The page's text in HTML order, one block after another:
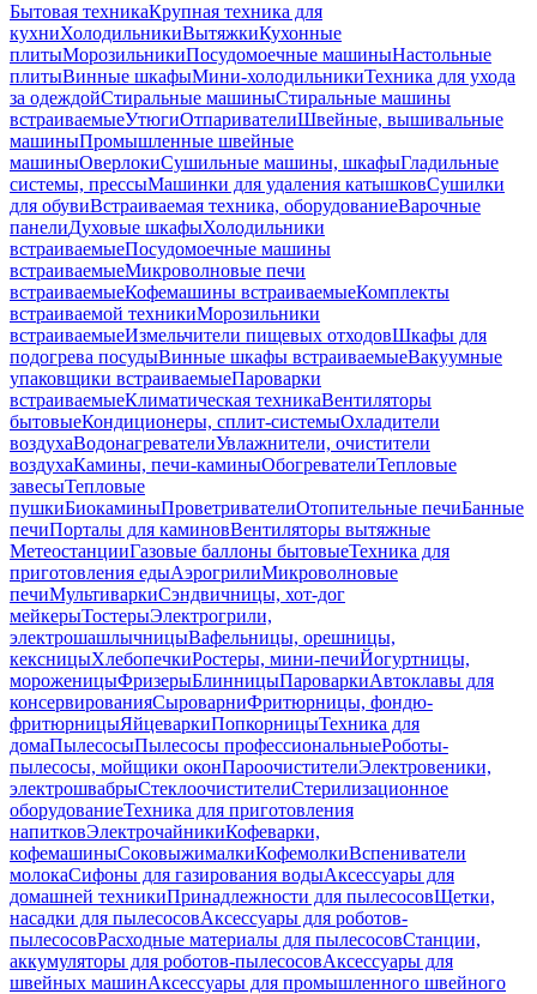
Бытовая техникаКрупная техника для
кухниХолодильникиВытяжкиКухонные
плитыМорозильникиПосудомоечные машиныНастольные
плитыВинные шкафыМини-холодильникиТехника для ухода
за одеждойСтиральные машиныСтиральные машины
встраиваемыеУтюгиОтпаривателиШвейные, вышивальные
машиныПромышленные швейные
машиныОверлокиСушильные машины, шкафыГладильные
системы, прессыМашинки для удаления катышковСушилки
для обувиВстраиваемая техника, оборудованиеВарочные
панелиДуховые шкафыХолодильники
встраиваемыеПосудомоечные машины
встраиваемыеМикроволновые печи
встраиваемыеКофемашины встраиваемыеКомплекты
встраиваемой техникиМорозильники
встраиваемыеИзмельчители пищевых отходовШкафы для
подогрева посудыВинные шкафы встраиваемыеВакуумные
упаковщики встраиваемыеПароварки
встраиваемыеКлиматическая техникаВентиляторы
бытовыеКондиционеры, сплит-системыОхладители
воздухаВодонагревателиУвлажнители, очистители
воздухаКамины, печи-каминыОбогревателиТепловые
завесыТепловые
пушкиБиокаминыПроветривателиОтопительные печиБанные
печиПорталы для каминовВентиляторы вытяжные
МетеостанцииГазовые баллоны бытовыеТехника для
приготовления едыАэрогрилиМикроволновые
печиМультиваркиСэндвичницы, хот-дог
мейкерыТостерыЭлектрогрили,
электрошашлычницыВафельницы, орешницы,
кексницыХлебопечкиРостеры, мини-печиЙогуртницы,
мороженицыФризерыБлинницыПароваркиАвтоклавы для
консервированияСыроварниФритюрницы, фондю-
фритюрницыЯйцеваркиПопкорницыТехника для
домаПылесосыПылесосы профессиональныеРоботы-
пылесосы, мойщики оконПароочистителиЭлектровеники,
электрошвабрыСтеклоочистителиСтерилизационное
оборудованиеТехника для приготовления
напитковЭлектрочайникиКофеварки,
кофемашиныСоковыжималкиКофемолкиВспениватели
молокаСифоны для газирования водыАксессуары для
домашней техникиПринадлежности для пылесосовЩетки,
насадки для пылесосовАксессуары для роботов-
пылесосовРасходные материалы для пылесосовСтанции,
аккумуляторы для роботов-пылесосовАксессуары для
швейных машинАксессуары для промышленного швейного